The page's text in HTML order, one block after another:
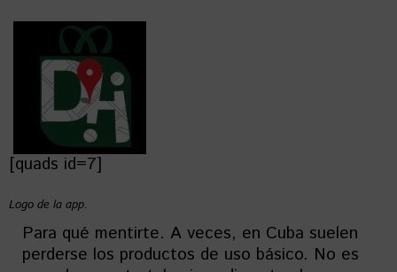
[quads id=7]
Logo de la app.
Para qué mentirte. A veces, en Cuba suelen
perderse los productos de uso básico. No es